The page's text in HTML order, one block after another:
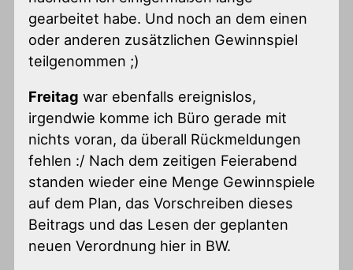
gearbeitet habe. Und noch an dem einen
oder anderen zusätzlichen Gewinnspiel
teilgenommen ;)
Freitag war ebenfalls ereignislos,
irgendwie komme ich Büro gerade mit
nichts voran, da überall Rückmeldungen
fehlen :/ Nach dem zeitigen Feierabend
standen wieder eine Menge Gewinnspiele
auf dem Plan, das Vorschreiben dieses
Beitrags und das Lesen der geplanten
neuen Verordnung hier in BW.